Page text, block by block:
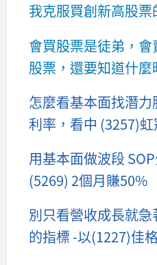
我克服買創新高股票
會買股票是徒弟，
股票，還要知道什
怎麼看基本面找潛
利率，看中 (3257)
用基本面做波段
(5269) 2個月賺50%
別只看營收成長就
的指標 -以(1227)佳